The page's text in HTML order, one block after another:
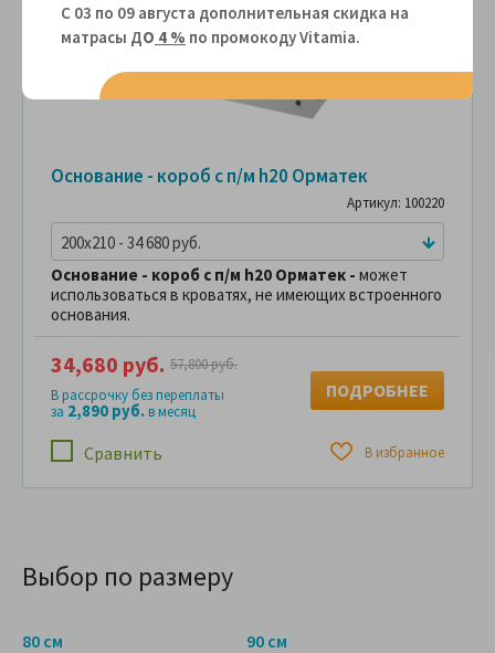
Основание - короб с п/м h20 Орматек
Артикул: 100220
200x210 - 34 680 руб.
Основание - короб с п/м h20 Орматек - может
использоваться в кроватях, не имеющих встроенного
основания.
Сравнить В избранное
34,680 руб. 57,800 руб.
В рассрочку без переплаты
за 2,890 руб.в месяц
ПОДРОБНЕЕ
Выбор по размеру
80 см 90 см
С 03 по 09 августа дополнительная скидка на
матрасы ДО 4 % по промокоду Vitamiа.